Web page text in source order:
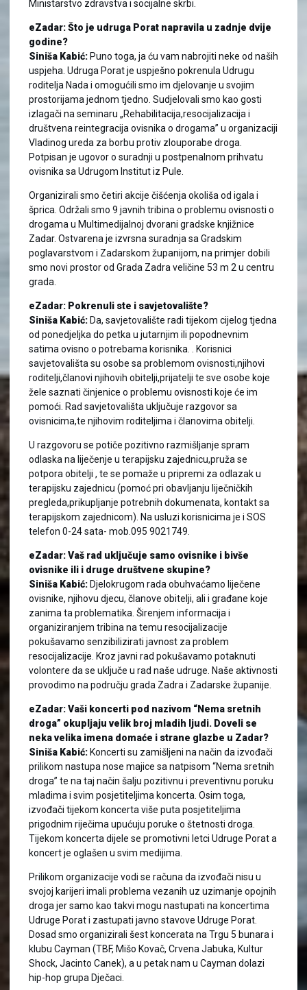
Ministarstvo zdravstva i socijalne skrbi.
eZadar: Što je udruga Porat napravila u zadnje dvije
godine?
Siniša Kabić: Puno toga, ja ću vam nabrojiti neke od naših
uspjeha. Udruga Porat je uspješno pokrenula Udrugu
roditelja Nada i omogućili smo im djelovanje u svojim
prostorijama jednom tjedno. Sudjelovali smo kao gosti
izlagači na seminaru „Rehabilitacija,resocijalizacija i
društvena reintegracija ovisnika o drogama” u organizaciji
Vladinog ureda za borbu protiv zlouporabe droga.
Potpisan je ugovor o suradnji u postpenalnom prihvatu
ovisnika sa Udrugom Institut iz Pule.
Organizirali smo četiri akcije čišćenja okoliša od igala i
šprica. Održali smo 9 javnih tribina o problemu ovisnosti o
drogama u Multimedijalnoj dvorani gradske knjižnice
Zadar. Ostvarena je izvrsna suradnja sa Gradskim
poglavarstvom i Zadarskom županijom, na primjer dobili
smo novi prostor od Grada Zadra veličine 53 m 2 u centru
grada.
eZadar: Pokrenuli ste i savjetovalište?
Siniša Kabić: Da, savjetovalište radi tijekom cijelog tjedna
od ponedjeljka do petka u jutarnjim ili popodnevnim
satima ovisno o potrebama korisnika. . Korisnici
savjetovališta su osobe sa problemom ovisnosti,njihovi
roditelji,članovi njihovih obitelji,prijatelji te sve osobe koje
žele saznati činjenice o problemu ovisnosti koje će im
pomoći. Rad savjetovališta uključuje razgovor sa
ovisnicima,te njihovim roditeljima i članovima obitelji.
U razgovoru se potiče pozitivno razmišljanje spram
odlaska na liječenje u terapijsku zajednicu,pruža se
potpora obitelji , te se pomaže u pripremi za odlazak u
terapijsku zajednicu (pomoć pri obavljanju liječničkih
pregleda,prikupljanje potrebnih dokumenata, kontakt sa
terapijskom zajednicom). Na usluzi korisnicima je i SOS
telefon 0-24 sata- mob.095 9021749.
eZadar: Vaš rad uključuje samo ovisnike i bivše
ovisnike ili i druge društvene skupine?
Siniša Kabić: Djelokrugom rada obuhvaćamo liječene
ovisnike, njihovu djecu, članove obitelji, ali i građane koje
zanima ta problematika. Širenjem informacija i
organiziranjem tribina na temu resocijalizacije
pokušavamo senzibilizirati javnost za problem
resocijalizacije. Kroz javni rad pokušavamo potaknuti
volontere da se uključe u rad naše udruge. Naše aktivnosti
provodimo na području grada Zadra i Zadarske županije.
eZadar: Vaši koncerti pod nazivom “Nema sretnih
droga” okupljaju velik broj mladih ljudi. Doveli se
neka velika imena domaće i strane glazbe u Zadar?
Siniša Kabić: Koncerti su zamišljeni na način da izvođači
prilikom nastupa nose majice sa natpisom “Nema sretnih
droga” te na taj način šalju pozitivnu i preventivnu poruku
mladima i svim posjetiteljima koncerta. Osim toga,
izvođači tijekom koncerta više puta posjetiteljima
prigodnim riječima upućuju poruke o štetnosti droga.
Tijekom koncerta dijele se promotivni letci Udruge Porat a
koncert je oglašen u svim medijima.
Prilikom organizacije vodi se računa da izvođači nisu u
svojoj karijeri imali problema vezanih uz uzimanje opojnih
droga jer samo kao takvi mogu nastupati na koncertima
Udruge Porat i zastupati javno stavove Udruge Porat.
Dosad smo organizirali šest koncerata na Trgu 5 bunara i
klubu Cayman (TBF, Mišo Kovač, Crvena Jabuka, Kultur
Shock, Jacinto Canek), a u petak nam u Cayman dolazi
hip-hop grupa Dječaci.